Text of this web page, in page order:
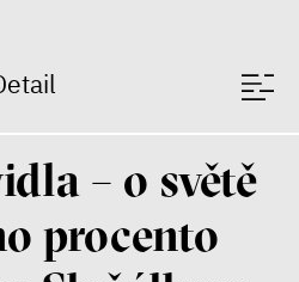
Nová pravidla – o světě
pro jedno procento
s Ondřejem Slačálkem,
– o světě
procento